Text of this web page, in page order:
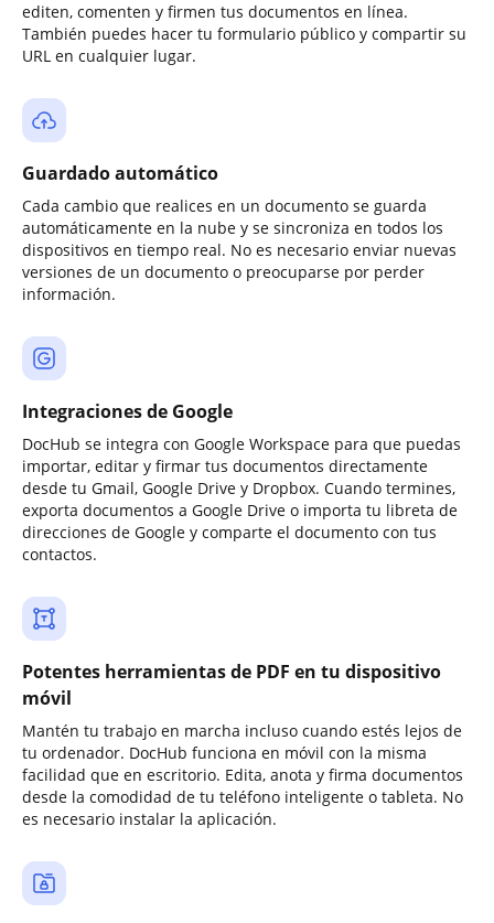
editen, comenten y firmen tus documentos en línea.
También puedes hacer tu formulario público y compartir su
URL en cualquier lugar.
Guardado automático
Cada cambio que realices en un documento se guarda
automáticamente en la nube y se sincroniza en todos los
dispositivos en tiempo real. No es necesario enviar nuevas
versiones de un documento o preocuparse por perder
información.
Integraciones de Google
DocHub se integra con Google Workspace para que puedas
importar, editar y firmar tus documentos directamente
desde tu Gmail, Google Drive y Dropbox. Cuando termines,
exporta documentos a Google Drive o importa tu libreta de
direcciones de Google y comparte el documento con tus
contactos.
Potentes herramientas de PDF en tu dispositivo
móvil
Mantén tu trabajo en marcha incluso cuando estés lejos de
tu ordenador. DocHub funciona en móvil con la misma
facilidad que en escritorio. Edita, anota y firma documentos
desde la comodidad de tu teléfono inteligente o tableta. No
es necesario instalar la aplicación.